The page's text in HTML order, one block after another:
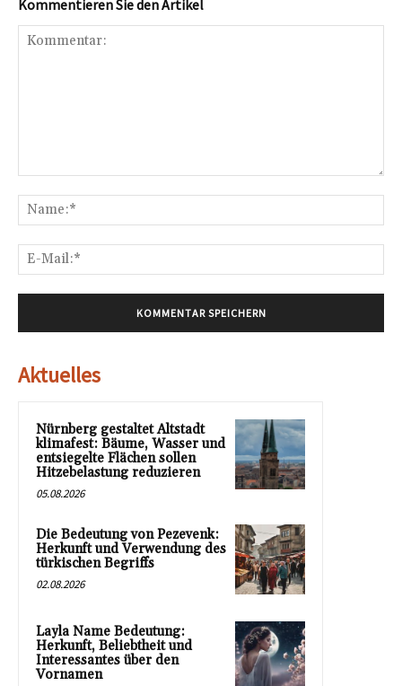
Kommentieren Sie den Artikel
Aktuelles
Nürnberg gestaltet Altstadt
klimafest: Bäume, Wasser und
entsiegelte Flächen sollen
Hitzebelastung reduzieren
05.08.2026
Die Bedeutung von Pezevenk:
Herkunft und Verwendung des
türkischen Begriffs
02.08.2026
Layla Name Bedeutung:
Herkunft, Beliebtheit und
Interessantes über den
Vornamen